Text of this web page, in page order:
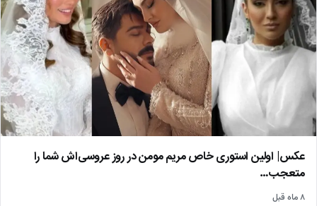
عکس| اولین استوری خاص مریم مومن در روز عروسی‌اش شما را
متعجب…
۸ ماه قبل